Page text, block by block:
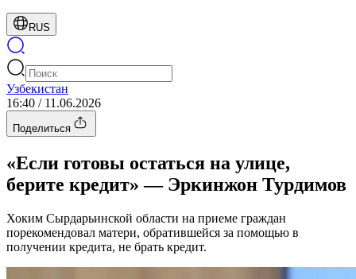
RUS
Узбекистан
16:40 / 11.06.2026
Поделиться
«Если готовы остаться на улице,
берите кредит» — Эркинжон Турдимов
Хоким Сырдарьинской области на приеме граждан
порекомендовал матери, обратившейся за помощью в
получении кредита, не брать кредит.